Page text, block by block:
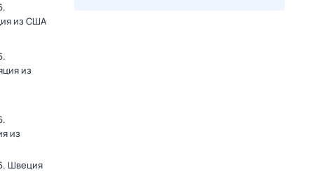
из США
из
из
Швеция